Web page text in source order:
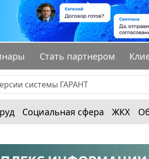
Стать партнером
Социальная сфера ЖКХ